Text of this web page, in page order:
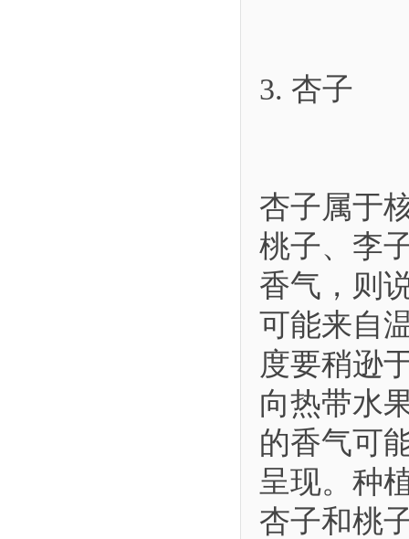
3. 杏子
杏子属于
桃子、李
香气，则
可能来自
度要稍逊
向热带水
的香气可
呈现。种
杏子和桃